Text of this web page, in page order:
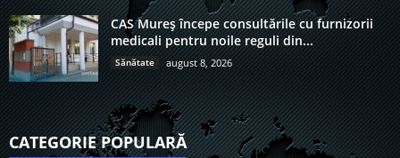
CAS Mureș începe consultările cu furnizorii
medicali pentru noile reguli din...
Sănătate august 8, 2026
CATEGORIE POPULARĂ